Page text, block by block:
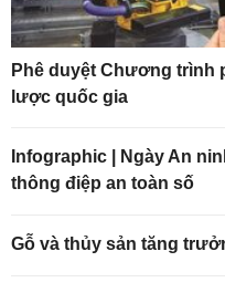
Phê duyệt Chương trình
lược quốc gia
Infographic | Ngày An
thông điệp an toàn số
Gỗ và thủy sản tăng